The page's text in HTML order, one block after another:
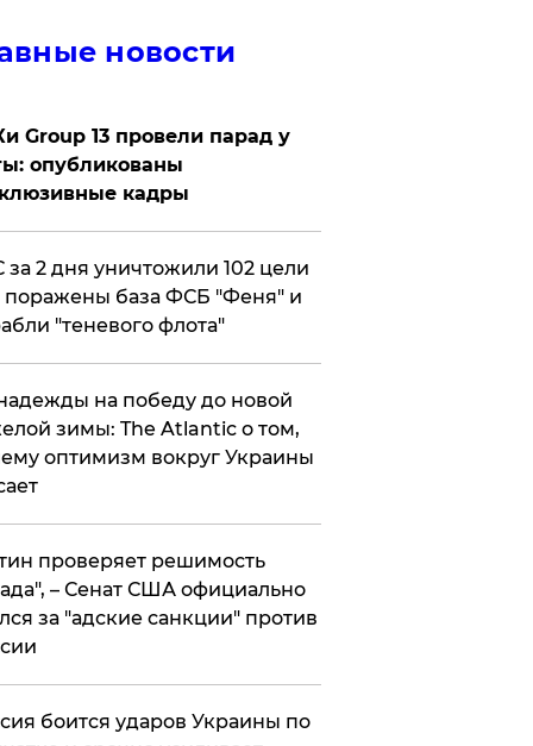
новости
Group 13 провели парад у
опубликованы
кадры
за 2 дня уничтожили 102 цели
база ФСБ "Феня" и
"теневого флота"
на победу до новой
зимы: The Atlantic о том,
оптимизм вокруг Украины
проверяет решимость
– Сенат США официально
за "адские санкции" против
боится ударов Украины по